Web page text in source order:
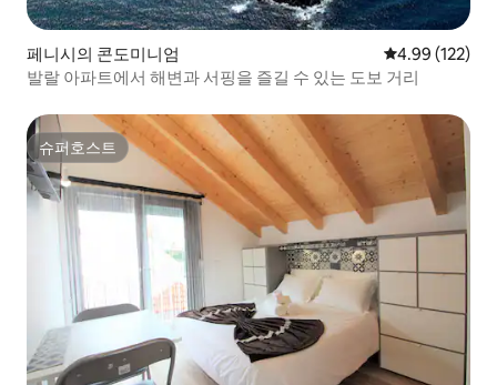
페니시의 콘도미니엄 평점 4.99점(5
4.99 (122)
발랄 아파트에서 해변과 서핑을 즐길 수 있는 도보 거리
슈퍼호스트
슈퍼호스트